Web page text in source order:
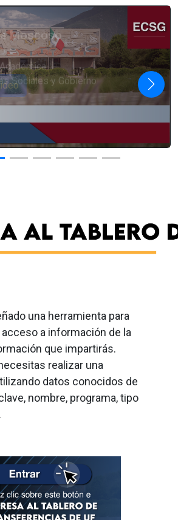
Moscoso
Sociales y Gobierno
una herramienta para
a información de la
que impartirás.
realizar una
datos conocidos de
nombre, programa, tipo